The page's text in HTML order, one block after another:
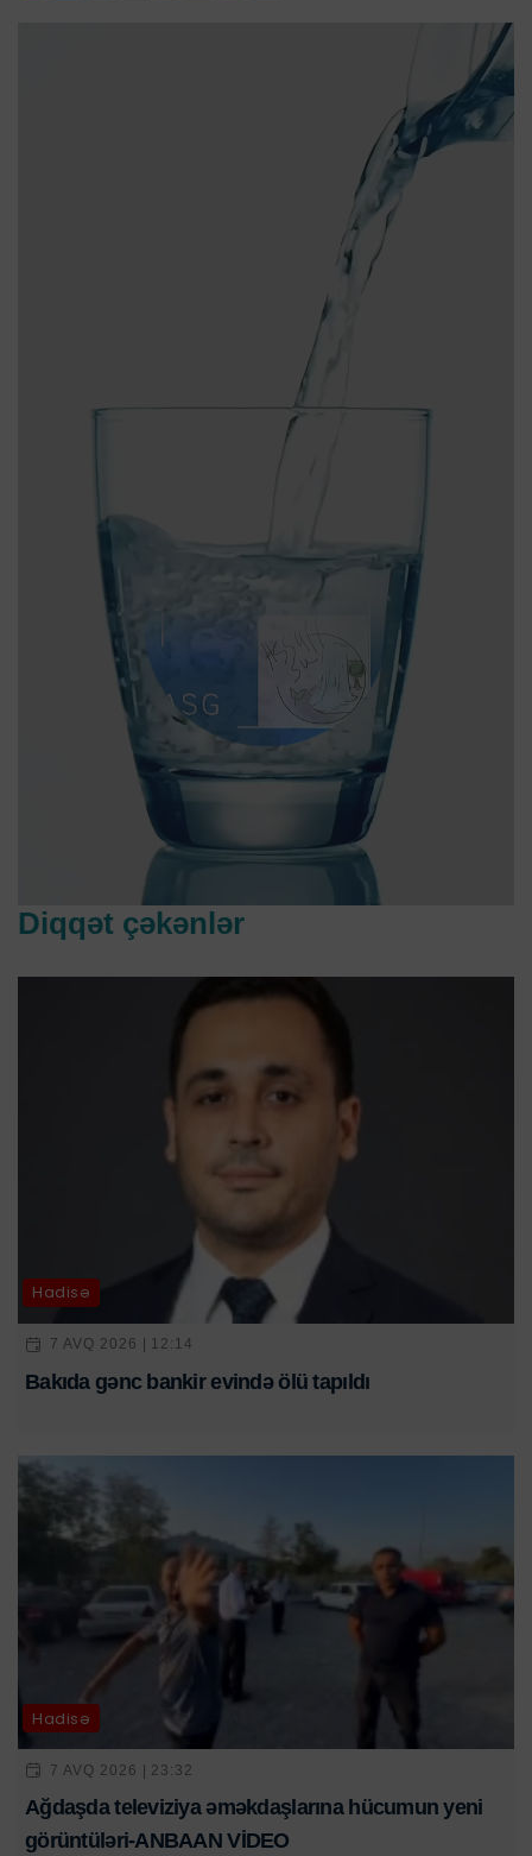
Diqqət çəkənlər
Hadisə
7 AVQ 2026 | 12:14
Bakıda gənc bankir evində ölü tapıldı
Hadisə
7 AVQ 2026 | 23:32
Ağdaşda televiziya əməkdaşlarına hücumun yeni
görüntüləri-ANBAAN VİDEO